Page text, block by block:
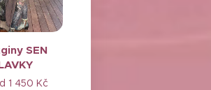
SEN
1 450 Kč